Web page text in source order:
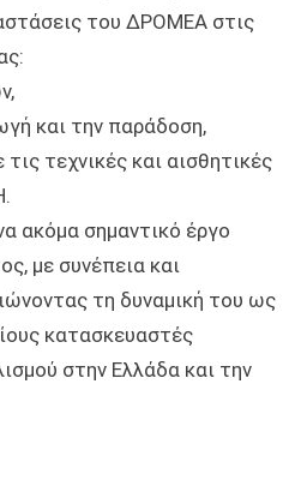
του ΔΡΟΜΕΑ στις
και την παράδοση,
τεχνικές και αισθητικές
ακόμα σημαντικό έργο
με συνέπεια και
τη δυναμική του ως
κατασκευαστές
στην Ελλάδα και την